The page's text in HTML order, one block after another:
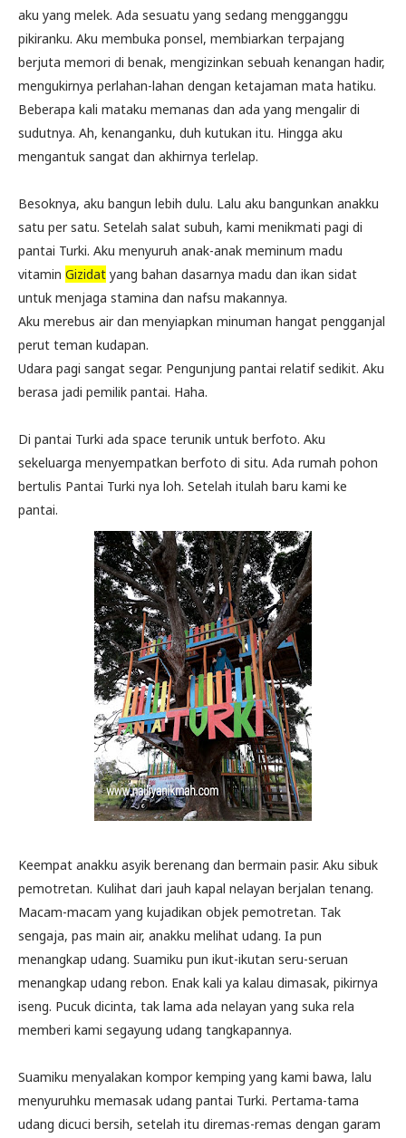
aku yang melek. Ada sesuatu yang sedang mengganggu
pikiranku. Aku membuka ponsel, membiarkan terpajang
berjuta memori di benak, mengizinkan sebuah kenangan hadir,
mengukirnya perlahan-lahan dengan ketajaman mata hatiku.
Beberapa kali mataku memanas dan ada yang mengalir di
sudutnya. Ah, kenanganku, duh kutukan itu. Hingga aku
mengantuk sangat dan akhirnya terlelap.
Besoknya, aku bangun lebih dulu. Lalu aku bangunkan anakku
satu per satu. Setelah salat subuh, kami menikmati pagi di
pantai Turki. Aku menyuruh anak-anak meminum madu
vitamin Gizidat yang bahan dasarnya madu dan ikan sidat
untuk menjaga stamina dan nafsu makannya.
Aku merebus air dan menyiapkan minuman hangat pengganjal
perut teman kudapan.
Udara pagi sangat segar. Pengunjung pantai relatif sedikit. Aku
berasa jadi pemilik pantai. Haha.
Di pantai Turki ada space terunik untuk berfoto. Aku
sekeluarga menyempatkan berfoto di situ. Ada rumah pohon
bertulis Pantai Turki nya loh. Setelah itulah baru kami ke
pantai.
Keempat anakku asyik berenang dan bermain pasir. Aku sibuk
pemotretan. Kulihat dari jauh kapal nelayan berjalan tenang.
Macam-macam yang kujadikan objek pemotretan. Tak
sengaja, pas main air, anakku melihat udang. Ia pun
menangkap udang. Suamiku pun ikut-ikutan seru-seruan
menangkap udang rebon. Enak kali ya kalau dimasak, pikirnya
iseng. Pucuk dicinta, tak lama ada nelayan yang suka rela
memberi kami segayung udang tangkapannya.
Suamiku menyalakan kompor kemping yang kami bawa, lalu
menyuruhku memasak udang pantai Turki. Pertama-tama
udang dicuci bersih, setelah itu diremas-remas dengan garam